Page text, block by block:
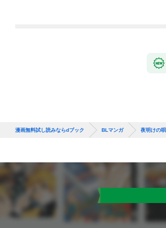
漫画無料試し読みならdブック BLマンガ 夜明けの唄